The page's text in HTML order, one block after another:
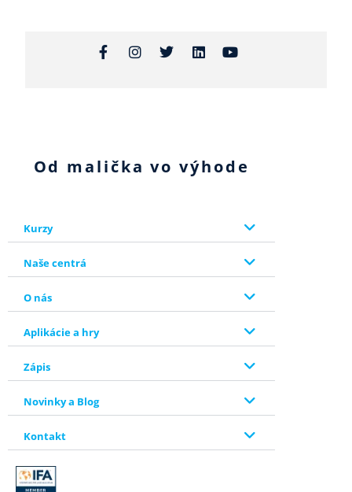
Od malička vo výhode
Kurzy
Naše centrá
O nás
Aplikácie a hry
Zápis
Novinky a Blog
Kontakt